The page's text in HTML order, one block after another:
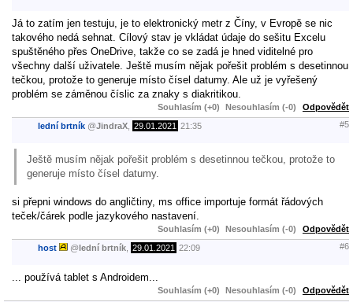
Já to zatím jen testuju, je to elektronický metr z Číny, v Evropě se nic
takového nedá sehnat. Cílový stav je vkládat údaje do sešitu Excelu
spuštěného přes OneDrive, takže co se zadá je hned viditelné pro
všechny další uživatele. Ještě musím nějak pořešit problém s desetinnou
tečkou, protože to generuje místo čísel datumy. Ale už je vyřešený
problém se záměnou číslic za znaky s diakritikou.
Souhlasím (+0) Nesouhlasím (-0) Odpovědět
lední brtník @JindraX 29.01.2021 21:35 #5
Ještě musím nějak pořešit problém s desetinnou tečkou, protože to
generuje místo čísel datumy.
si přepni windows do angličtiny, ms office importuje formát řádových
teček/čárek podle jazykového nastavení.
Souhlasím (+0) Nesouhlasím (-0) Odpovědět
host @lední brtník 29.01.2021 22:09 #6
... používá tablet s Androidem...
Souhlasím (+0) Nesouhlasím (-0) Odpovědět